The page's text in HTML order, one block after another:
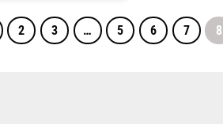
2 3 … 5 6 7 8